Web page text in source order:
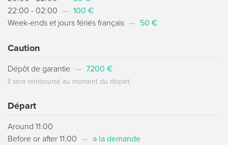
22:00 - 02:00 — 100 €
Week-ends et jours fériés français — 50 €
Caution
Dépôt de garantie — 7200 €
Il sera remboursé au moment du départ.
Départ
Around 11:00
Before or after 11:00 — a la demande